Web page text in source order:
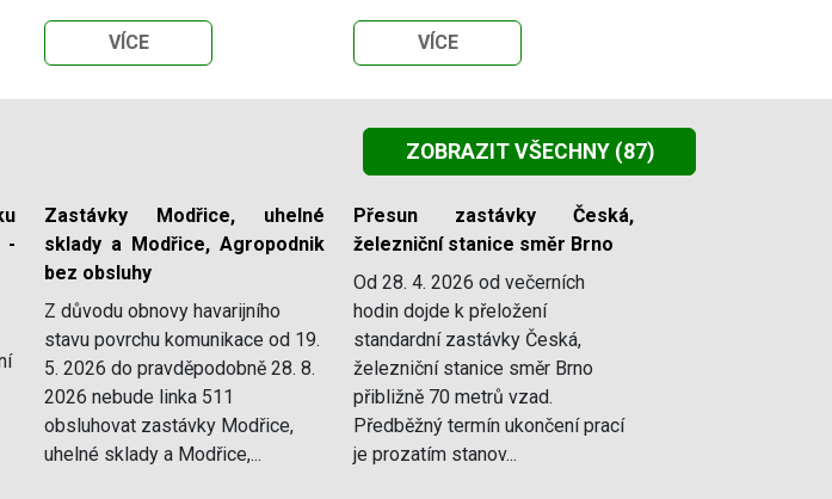
VÍCE VÍCE
ZOBRAZIT VŠECHNY(87)
-
Zastávky Modřice, uhelné
sklady a Modřice, Agropodnik
bez obsluhy
Z důvodu obnovy havarijního
stavu povrchu komunikace od 19.
5. 2026 do pravděpodobně 28. 8.
2026 nebude linka 511
obsluhovat zastávky Modřice,
uhelné sklady a Modřice,...
Přesun zastávky Česká,
železniční stanice směr Brno
Od 28. 4. 2026 od večerních
hodin dojde k přeložení
standardní zastávky Česká,
železniční stanice směr Brno
přibližně 70 metrů vzad.
Předběžný termín ukončení prací
je prozatím stanov...